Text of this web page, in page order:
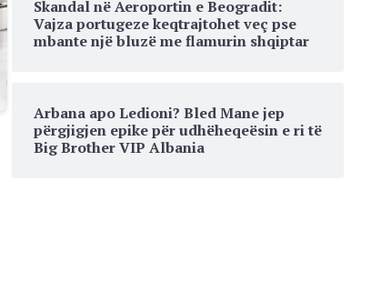
Skandal në Aeroportin e Beogradit:
Vajza portugeze keqtrajtohet veç pse
mbante një bluzë me flamurin shqiptar
Arbana apo Ledioni? Bled Mane jep
përgjigjen epike për udhëheqeësin e ri të
Big Brother VIP Albania